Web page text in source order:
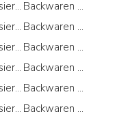
Aromatisiertes Öl per Glutenfrei
Aromatisiertes Öl per Hochzeitsgeschenke
Aromatisiertes Öl per Keine Laktose
Aromatisiertes Öl per Kostenlos von
Aromatisiertes Öl per Modische Lebensmittel
Aromatisiertes Öl per Neues Jahr
Backwaren per Exzellenz für Frauen
Backwaren per Geschenkideen
Backwaren per Keine Laktose
Backwaren per Kostenlos von
Backwaren per Modische Lebensmittel
Backwaren per Ohne Konservierungsstoffe